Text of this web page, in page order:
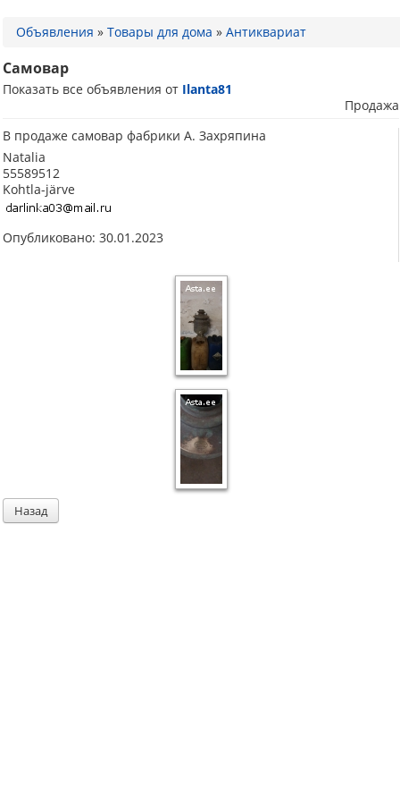
Объявления » Товары для дома » Антиквариат
Самовар
Показать все объявления от Ilanta81
Продажа
В продаже самовар фабрики А. Захряпина
Natalia
55589512
Kohtla-järve
Опубликовано: 30.01.2023
Назад